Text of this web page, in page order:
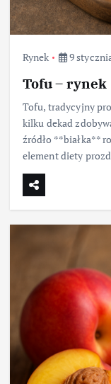
Rynek 9
Tofu – rynek
Tofu, tradycyjny
kilku dekad
źródło **białka**
element diety